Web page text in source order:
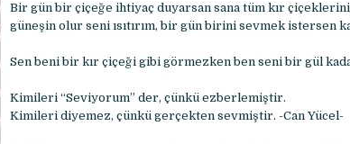
Bir gün bir çiçeğe ihtiyaç duyarsan sana tüm kır
güneşin olur seni ısıtırım, bir gün birini sevmek istersen
Sen beni bir kır çiçeği gibi görmezken ben seni bir gül
Kimileri “Seviyorum” der, çünkü ezberlemiştir.
Kimileri diyemez, çünkü gerçekten sevmiştir. -Can Yücel-